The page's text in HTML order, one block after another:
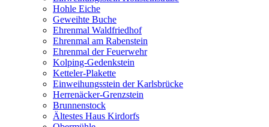
Hohle Eiche
Geweihte Buche
Ehrenmal Waldfriedhof
Ehrenmal am Rabenstein
Ehrenmal der Feuerwehr
Kolping-Gedenkstein
Ketteler-Plakette
Einweihungsstein der Karlsbrücke
Herrenäcker-Grenzstein
Brunnenstock
Ältestes Haus Kirdorfs